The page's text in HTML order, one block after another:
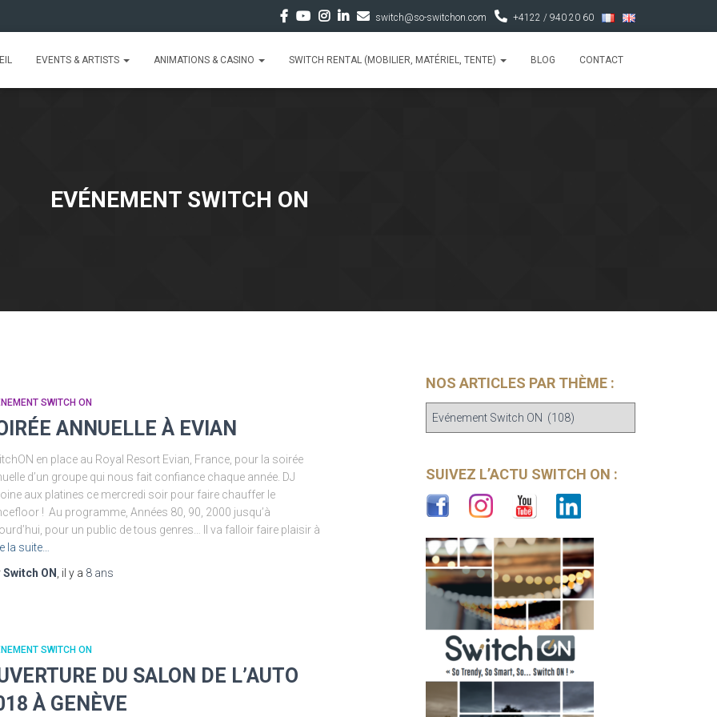
switch@so-switchon.com +4122 / 940 20 60
EVENTS & ARTISTS ANIMATIONS & CASINO SWITCH RENTAL (MOBILIER, MATÉRIEL, TENTE) BLOG CONTACT
EVÉNEMENT SWITCH ON
SWITCH ON
ANNUELLE À EVIAN
en place au Royal Resort Evian, France, pour la soirée
d’un groupe qui nous fait confiance chaque année. DJ
aux platines ce mercredi soir pour faire chauffer le
! Au programme, Années 80, 90, 2000 jusqu’à
pour un public de tous genres… Il va falloir faire plaisir à
la suite…
Switch ON , il y a 8 ans
SWITCH ON
DU SALON DE L’AUTO
À GENÈVE
NOS ARTICLES PAR THÈME :
r
t
i
l
e
s
m
SUIVEZ L’ACTU SWITCH ON :